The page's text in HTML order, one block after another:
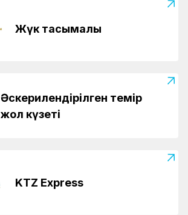
Жүк тасымалы
Әскерилендірілген темір
жол күзеті
KTZ Express